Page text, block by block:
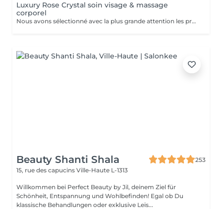
Luxury Rose Crystal soin visage & massage
corporel
Nous avons sélectionné avec la plus grande attention les produits lauréats Organic Pharmacy, pour faire de votre rituel spa un moment luxueux et unique. Ces soins pour la peau et bien-être du corps portent cette expérience à un tout autre niveau. Des ingrédients entièrement biologiques sont utilisés pour étancher la soif d'hydratation, de purification et de nutrition de votre peau. Pendant ce moment de détente et de sérénité, laissez-vous choyer par un massage facial par drainage lymphatique aux cristaux de rose, et retrouvez un visage plus sculpté et un teint rosé et éclatant. Le massage corporel qui accompagne ce soin en fait une expérience zen totale.
Beauty Shanti Shala
253
15, rue des capucins Ville-Haute L-1313
Willkommen bei Perfect Beauty by Jil, deinem Ziel für
Schönheit, Entspannung und Wohlbefinden! Egal ob Du
klassische Behandlungen oder exklusive Leis...